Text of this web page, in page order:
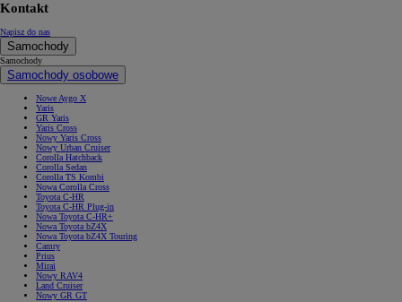
Kontakt
Napisz do nas
Samochody
Samochody
Samochody osobowe
Nowe Aygo X
Yaris
GR Yaris
Yaris Cross
Nowy Yaris Cross
Nowy Urban Cruiser
Corolla Hatchback
Corolla Sedan
Corolla TS Kombi
Nowa Corolla Cross
Toyota C-HR
Toyota C-HR Plug-in
Nowa Toyota C-HR+
Nowa Toyota bZ4X
Nowa Toyota bZ4X Touring
Camry
Prius
Mirai
Nowy RAV4
Land Cruiser
Nowy GR GT